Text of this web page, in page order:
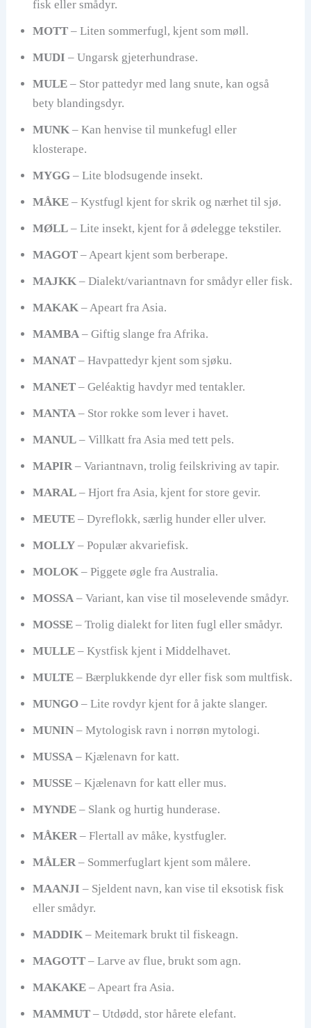
fisk eller smådyr.
MOTT– Liten sommerfugl, kjent som møll.
MUDI – Ungarsk gjeterhundrase.
MULE– Stor pattedyr med lang snute, kan også
bety blandingsdyr.
MUNK– Kan henvise til munkefugl eller
klosterape.
MYGG– Lite blodsugende insekt.
MÅKE– Kystfugl kjent for skrik og nærhet til sjø.
MØLL– Lite insekt, kjent for å ødelegge tekstiler.
MAGOT– Apeart kjent som berberape.
MAJKK– Dialekt/variantnavn for smådyr eller fisk.
MAKAK– Apeart fra Asia.
MAMBA– Giftig slange fra Afrika.
MANAT– Havpattedyr kjent som sjøku.
MANET– Geléaktig havdyr med tentakler.
MANTA– Stor rokke som lever i havet.
MANUL– Villkatt fra Asia med tett pels.
MAPIR– Variantnavn, trolig feilskriving av tapir.
MARAL– Hjort fra Asia, kjent for store gevir.
MEUTE– Dyreflokk, særlig hunder eller ulver.
MOLLY– Populær akvariefisk.
MOLOK– Piggete øgle fra Australia.
MOSSA– Variant, kan vise til moselevende smådyr.
MOSSE– Trolig dialekt for liten fugl eller smådyr.
MULLE– Kystfisk kjent i Middelhavet.
MULTE– Bærplukkende dyr eller fisk som multfisk.
MUNGO– Lite rovdyr kjent for å jakte slanger.
MUNIN– Mytologisk ravn i norrøn mytologi.
MUSSA– Kjælenavn for katt.
MUSSE– Kjælenavn for katt eller mus.
MYNDE– Slank og hurtig hunderase.
MÅKER– Flertall av måke, kystfugler.
MÅLER– Sommerfuglart kjent som målere.
MAANJI – Sjeldent navn, kan vise til eksotisk fisk
eller smådyr.
MADDIK– Meitemark brukt til fiskeagn.
MAGOTT– Larve av flue, brukt som agn.
MAKAKE– Apeart fra Asia.
MAMMUT– Utdødd, stor hårete elefant.